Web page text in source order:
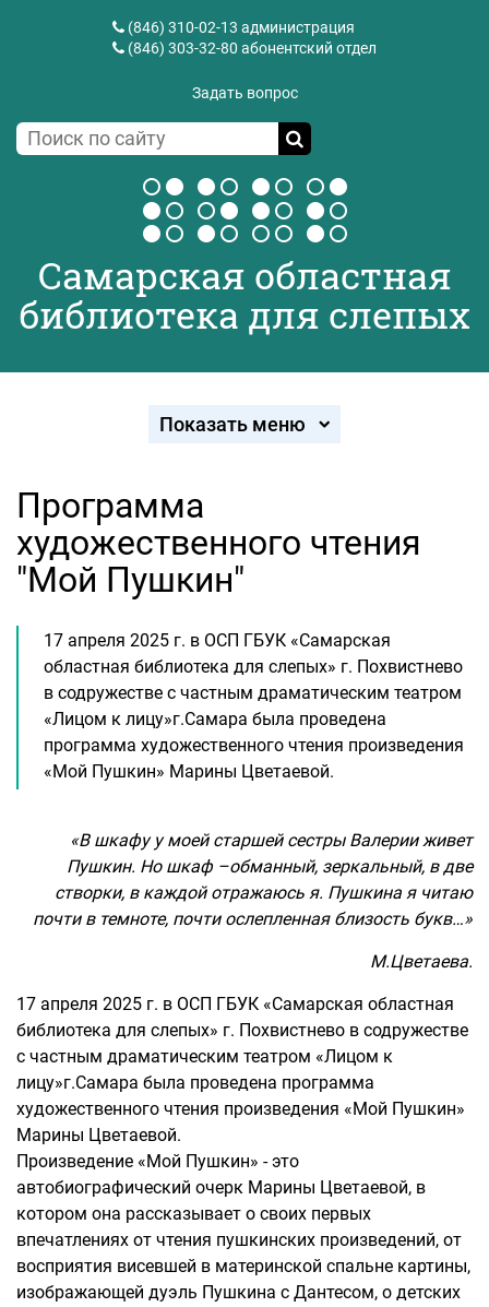
(846) 310-02-13 администрация
(846) 303-32-80 абонентский отдел
Задать вопрос
Самарская областная
библиотека для слепых
Показать меню
Программа
художественного чтения
"Мой Пушкин"
17 апреля 2025 г. в ОСП ГБУК «Самарская
областная библиотека для слепых» г. Похвистнево
в содружестве с частным драматическим театром
«Лицом к лицу»г.Самара была проведена
программа художественного чтения произведения
«Мой Пушкин» Марины Цветаевой.
«В шкафу у моей старшей сестры Валерии живет
Пушкин. Но шкаф –обманный, зеркальный, в две
створки, в каждой отражаюсь я. Пушкина я читаю
почти в темноте, почти ослепленная близость букв…»
М.Цветаева.
17 апреля 2025 г. в ОСП ГБУК «Самарская областная
библиотека для слепых» г. Похвистнево в содружестве
с частным драматическим театром «Лицом к
лицу»г.Самара была проведена программа
художественного чтения произведения «Мой Пушкин»
Марины Цветаевой.
Произведение «Мой Пушкин» - это
автобиографический очерк Марины Цветаевой, в
котором она рассказывает о своих первых
впечатлениях от чтения пушкинских произведений, от
восприятия висевшей в материнской спальне картины,
изображающей дуэль Пушкина с Дантесом, о детских